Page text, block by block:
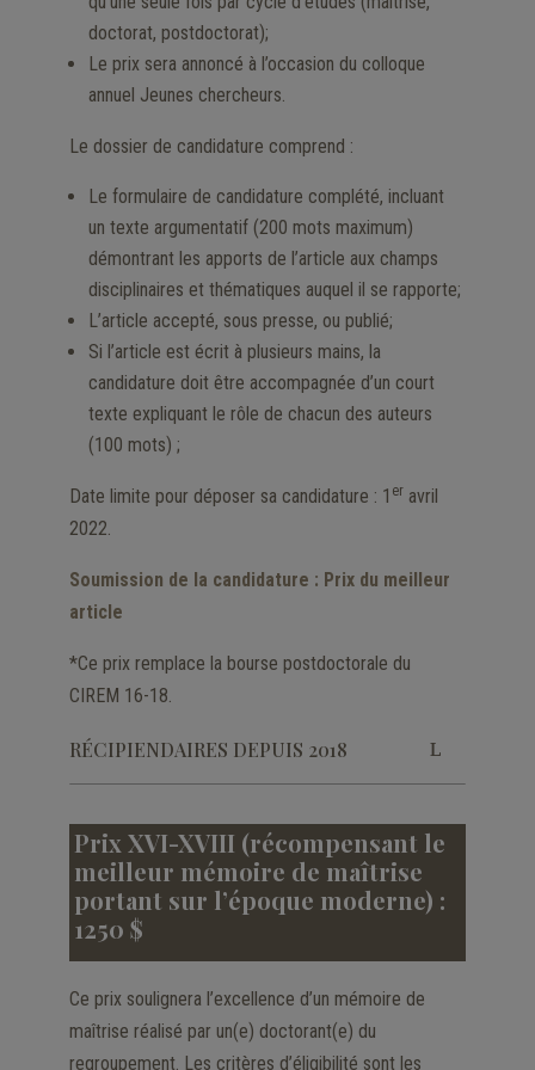
doctorat, postdoctorat);
Le prix sera annoncé à l’occasion du colloque
annuel Jeunes chercheurs.
Le dossier de candidature comprend :
Le formulaire de candidature complété, incluant
un texte argumentatif (200 mots maximum)
démontrant les apports de l’article aux champs
disciplinaires et thématiques auquel il se rapporte;
L’article accepté, sous presse, ou publié;
Si l’article est écrit à plusieurs mains, la
candidature doit être accompagnée d’un court
texte expliquant le rôle de chacun des auteurs
(100 mots) ;
Date limite pour déposer sa candidature : 1 er avril
2022.
Soumission de la candidature : Prix du meilleur
article
*Ce prix remplace la bourse postdoctorale du
CIREM 16-18.
RÉCIPIENDAIRES DEPUIS 2018
Prix XVI-XVIII (récompensant le
meilleur mémoire de maîtrise
portant sur l’époque moderne) :
1250 $
Ce prix soulignera l’excellence d’un mémoire de
maîtrise réalisé par un(e) doctorant(e) du
regroupement. Les critères d’éligibilité sont les